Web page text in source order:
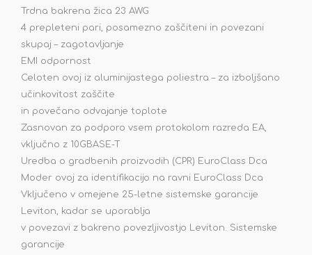
Trdna bakrena žica 23 AWG
4 prepleteni pari, posamezno zaščiteni in povezani
skupaj – zagotavljanje
EMI odpornost
Celoten ovoj iz aluminijastega poliestra – za izboljšano
učinkovitost zaščite
in povečano odvajanje toplote
Zasnovan za podporo vsem protokolom razreda EA,
vključno z 10GBASE-T
Uredba o gradbenih proizvodih (CPR) EuroClass Dca
Moder ovoj za identifikacijo na ravni EuroClass Dca
Vključeno v omejene 25-letne sistemske garancije
Leviton, kadar se uporablja
v povezavi z bakreno povezljivostjo Leviton. Sistemske
garancije